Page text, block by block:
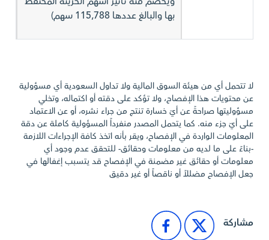
بها والبالغ عددها 115,788 سهم)
لا تتحمل أي من هيئة السوق المالية ولا تداول السعودية أي مسؤولية
عن محتويات هذا الإفصاح، ولا تؤكد على دقته أو اكتماله، وتخلي
مسؤوليتها صراحةً عن أيّ خسارة تنتج من جراء نشره، أو عن الاعتماد
على أيّ جزء منه. كما يتحمل المصدر منفرداً المسؤولية كاملة عن دقة
المعلومات الواردة في الإفصاح، ويقر بأنه اتخذ كافة الإجراءات اللازمة
-بناءً على ما لديه من معلومات وحقائق- للتحقق عدم وجود أي
معلومات أو حقائق غير مضمنة في الإفصاح قد يتسبب إغفالها في
جعل الإفصاح مضللاً أو ناقصاً أو غير دقيق
مشاركة